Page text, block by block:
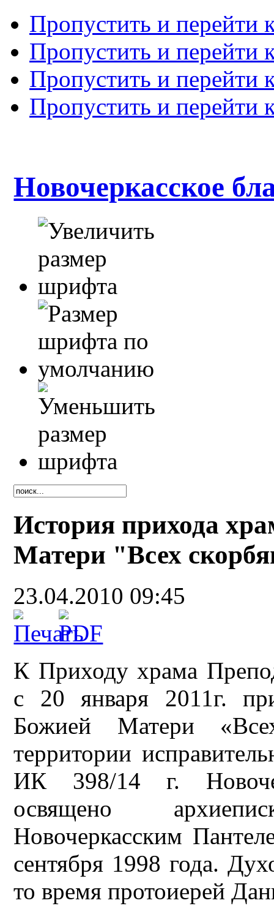
Пропустить и перейти
Пропустить и перейти
Пропустить и перейти
Пропустить и перейти
Новочеркасское
История прихода
Матери "Всех
23.04.2010 09:45
К Приходу храма
с 20 января 2011г.
Божией Матери
территории
ИК 398/14 г.
освящено
Новочеркасским
сентября 1998 года.
то время протоиерей